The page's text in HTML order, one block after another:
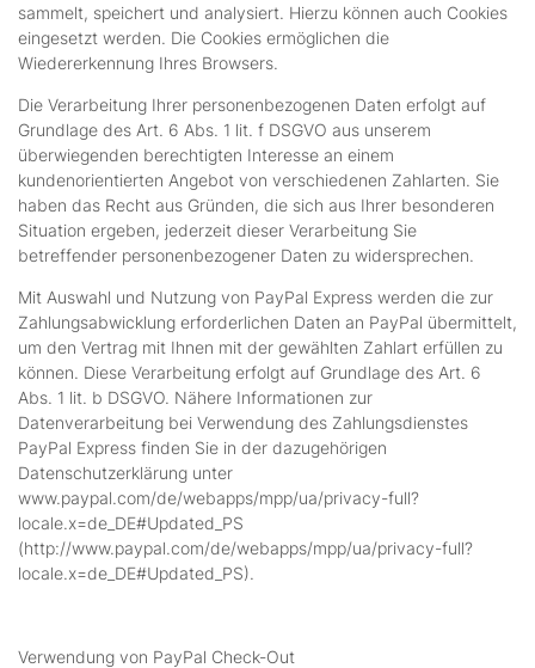
sammelt, speichert und analysiert. Hierzu können auch Cookies
eingesetzt werden. Die Cookies ermöglichen die
Wiedererkennung Ihres Browsers.
Die Verarbeitung Ihrer personenbezogenen Daten erfolgt auf
Grundlage des Art. 6 Abs. 1 lit. f DSGVO aus unserem
überwiegenden berechtigten Interesse an einem
kundenorientierten Angebot von verschiedenen Zahlarten. Sie
haben das Recht aus Gründen, die sich aus Ihrer besonderen
Situation ergeben, jederzeit dieser Verarbeitung Sie
betreffender personenbezogener Daten zu widersprechen.
Mit Auswahl und Nutzung von PayPal Express werden die zur
Zahlungsabwicklung erforderlichen Daten an PayPal übermittelt,
um den Vertrag mit Ihnen mit der gewählten Zahlart erfüllen zu
können. Diese Verarbeitung erfolgt auf Grundlage des Art. 6
Abs. 1 lit. b DSGVO. Nähere Informationen zur
Datenverarbeitung bei Verwendung des Zahlungsdienstes
PayPal Express finden Sie in der dazugehörigen
Datenschutzerklärung unter
www.paypal.com/de/webapps/mpp/ua/privacy-full?
locale.x=de_DE#Updated_PS
(http://www.paypal.com/de/webapps/mpp/ua/privacy-full?
locale.x=de_DE#Updated_PS).
Verwendung von PayPal Check-Out